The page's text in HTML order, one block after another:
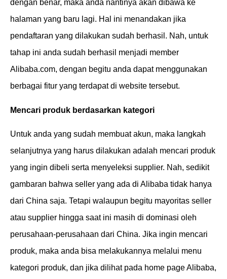
dengan benar, maka anda nantinya akan dibawa ke
halaman yang baru lagi. Hal ini menandakan jika
pendaftaran yang dilakukan sudah berhasil. Nah, untuk
tahap ini anda sudah berhasil menjadi member
Alibaba.com, dengan begitu anda dapat menggunakan
berbagai fitur yang terdapat di website tersebut.
Mencari produk berdasarkan kategori
Untuk anda yang sudah membuat akun, maka langkah
selanjutnya yang harus dilakukan adalah mencari produk
yang ingin dibeli serta menyeleksi supplier. Nah, sedikit
gambaran bahwa seller yang ada di Alibaba tidak hanya
dari China saja. Tetapi walaupun begitu mayoritas seller
atau supplier hingga saat ini masih di dominasi oleh
perusahaan-perusahaan dari China. Jika ingin mencari
produk, maka anda bisa melakukannya melalui menu
kategori produk, dan jika dilihat pada home page Alibaba,